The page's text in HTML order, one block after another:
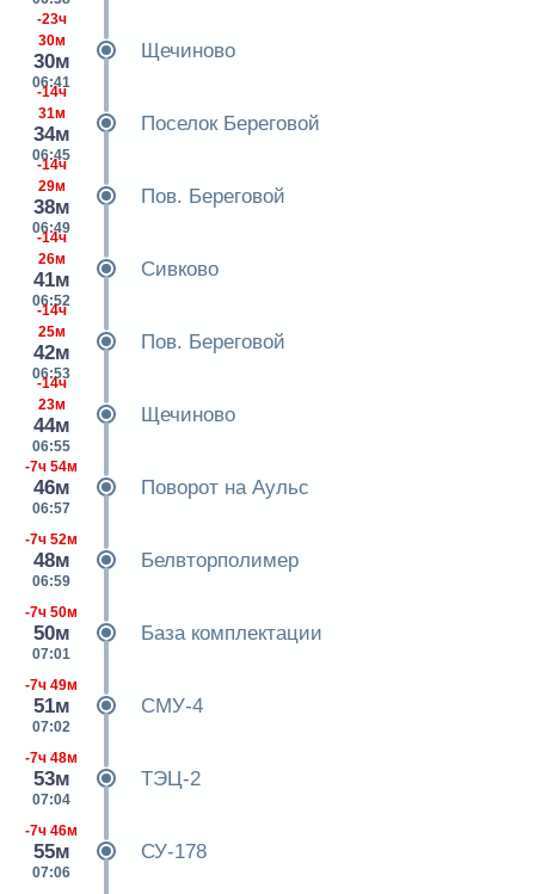
-23ч
30м
30м
06:41
Щечиново
-14ч
31м
34м
06:45
Поселок Береговой
-14ч
29м
38м
06:49
Пов. Береговой
-14ч
26м
41м
06:52
Сивково
-14ч
25м
42м
06:53
Пов. Береговой
-14ч
23м
44м
06:55
Щечиново
-7ч 54м
46м
06:57
Поворот на Аульс
-7ч 52м
48м
06:59
Белвторполимер
-7ч 50м
50м
07:01
База комплектации
-7ч 49м
51м
07:02
СМУ-4
-7ч 48м
53м
07:04
ТЭЦ-2
-7ч 46м
55м
07:06
СУ-178